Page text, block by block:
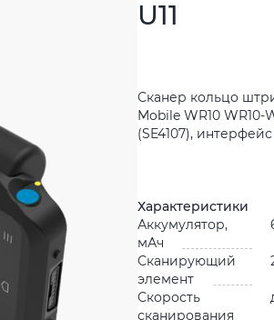
U11
Сканер кольцо
Mobile WR10 WR10-
(SE4107),
Характеристики
Аккумулятор,
мАч
Сканирующий
элемент
Скорость
сканирования